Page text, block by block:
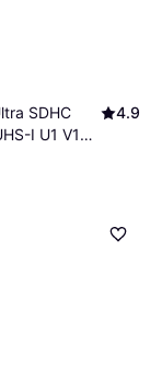
SDHC
I U1 V10
4.9